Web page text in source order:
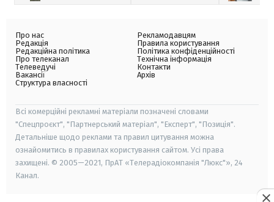
Про нас
Редакція
Редакційна політика
Про телеканал
Телеведучі
Вакансії
Структура власності
Рекламодавцям
Правила користування
Політика конфіденційності
Технічна інформація
Контакти
Архів
Всі комерційні рекламні матеріали позначені словами
"Спецпроєкт", "Партнерський матеріал", "Експерт", "Позиція".
Детальніше щодо реклами та правил цитування можна
ознайомитись в правилах користування сайтом. Усі права
захищені. © 2005—2021, ПрАТ «Телерадіокомпанія "Люкс"», 24
Канал.